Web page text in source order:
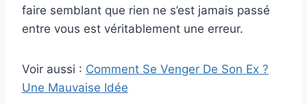
faire semblant que rien ne s’est jamais passé
entre vous est véritablement une erreur.
Voir aussi : Comment Se Venger De Son Ex ?
Une Mauvaise Idée